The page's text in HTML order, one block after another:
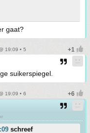
gaat?
19:09 • 5
suikerspiegel.
19:09 • 6
schreef